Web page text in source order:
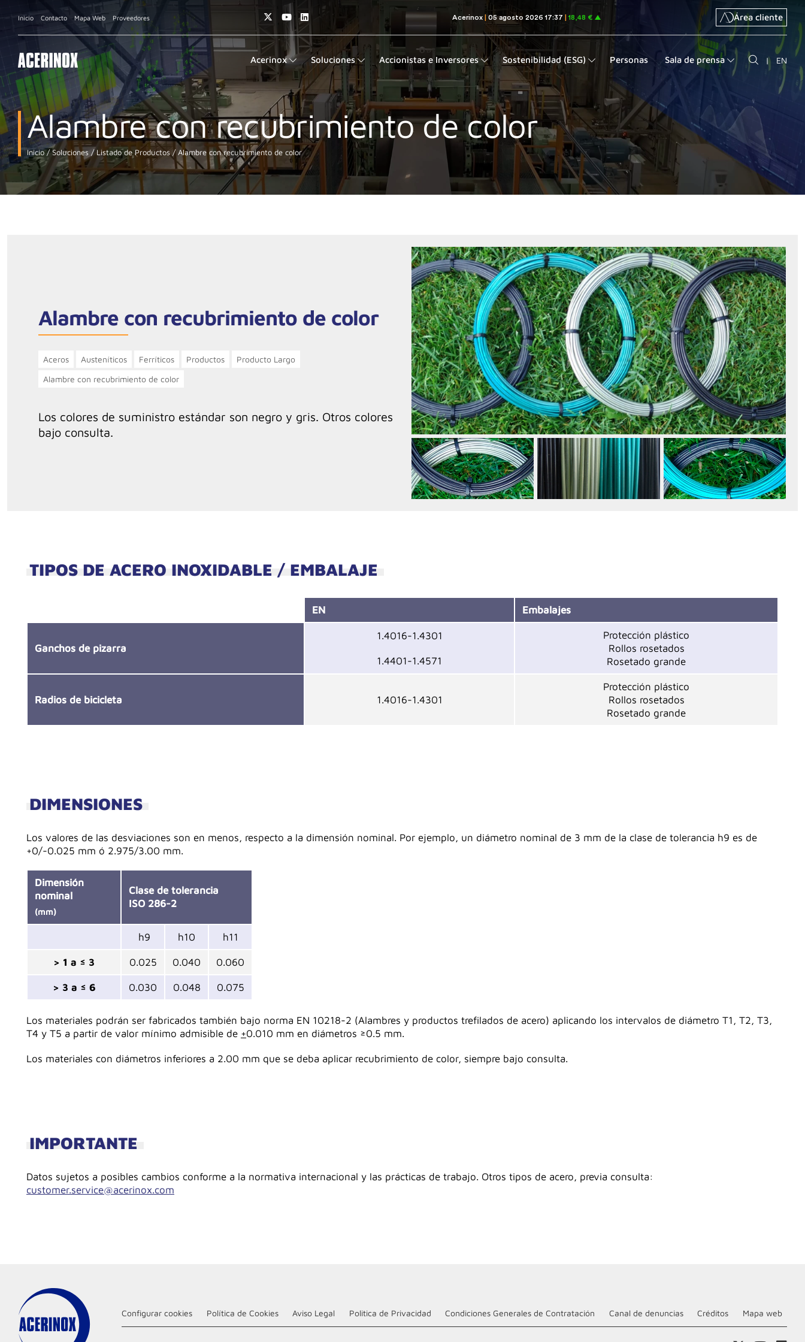
Inicio Contacto Mapa Web Proveedores Área cliente
Acerinox Soluciones Accionistas e Inversores Sostenibilidad (ESG) Personas Sala de prensa | EN
Alambre con recubrimiento de color
Inicio Soluciones Listado de Productos Alambre con recubrimiento de color
Alambre con recubrimiento de color
Aceros Austeníticos Ferríticos Productos
Producto Largo
Alambre con recubrimiento de color
Los colores de suministro estándar son negro y gris. Otros colores
bajo consulta.
TIPOS DE ACERO INOXIDABLE / EMBALAJE
EN Embalajes
Ganchos de pizarra
1.4016-1.4301
1.4401-1.4571
Protección plástico
Rollos rosetados
Rosetado grande
Radios de bicicleta 1.4016-1.4301
Protección plástico
Rollos rosetados
Rosetado grande
DIMENSIONES
Los valores de las desviaciones son en menos, respecto a la dimensión nominal. Por ejemplo, un diámetro nominal de 3 mm de la clase de tolerancia h9 es de
+0/-0.025 mm ó 2.975/3.00 mm.
Dimensión
nominal
(mm)
Clase de tolerancia
ISO 286-2
h9 h10 h11
> 1 a ≤ 3 0.025 0.040 0.060
> 3 a ≤ 6 0.030 0.048 0.075
Los materiales podrán ser fabricados también bajo norma EN 10218-2 (Alambres y productos trefilados de acero) aplicando los intervalos de diámetro T1, T2, T3,
T4 y T5 a partir de valor mínimo admisible de +0.010 mm en diámetros ≥0.5 mm.
Los materiales con diámetros inferiores a 2.00 mm que se deba aplicar recubrimiento de color, siempre bajo consulta.
IMPORTANTE
Datos sujetos a posibles cambios conforme a la normativa internacional y las prácticas de trabajo. Otros tipos de acero, previa consulta:
customer.service@acerinox.com
Configurar cookies Política de Cookies Aviso Legal Politica de Privacidad Condiciones Generales de Contratación Canal de denuncias Créditos Mapa web